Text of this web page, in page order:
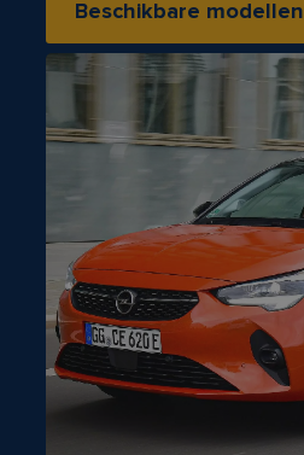
Beschikbare modellen